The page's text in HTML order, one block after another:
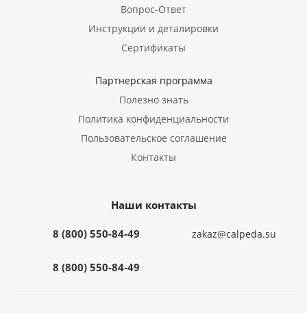
Вопрос-Ответ
Инструкции и деталировки
Сертификаты
Партнерская программа
Полезно знать
Политика конфиденциальности
Пользовательское соглашение
Контакты
Наши контакты
8 (800) 550-84-49
8 (800) 550-84-49
zakaz@calpeda.su